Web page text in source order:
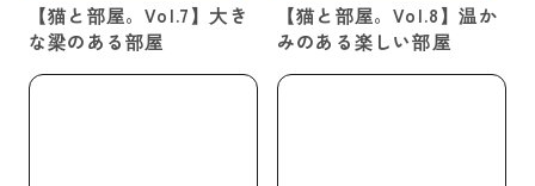
【猫と部屋。Vol.7】大き
な梁のある部屋
【猫と部屋。Vol.8】温か
みのある楽しい部屋